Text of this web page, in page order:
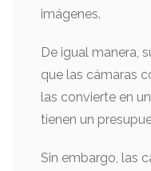
imágenes.
De igual manera,
que las cámaras
las convierte en
tienen un
Sin embargo, las